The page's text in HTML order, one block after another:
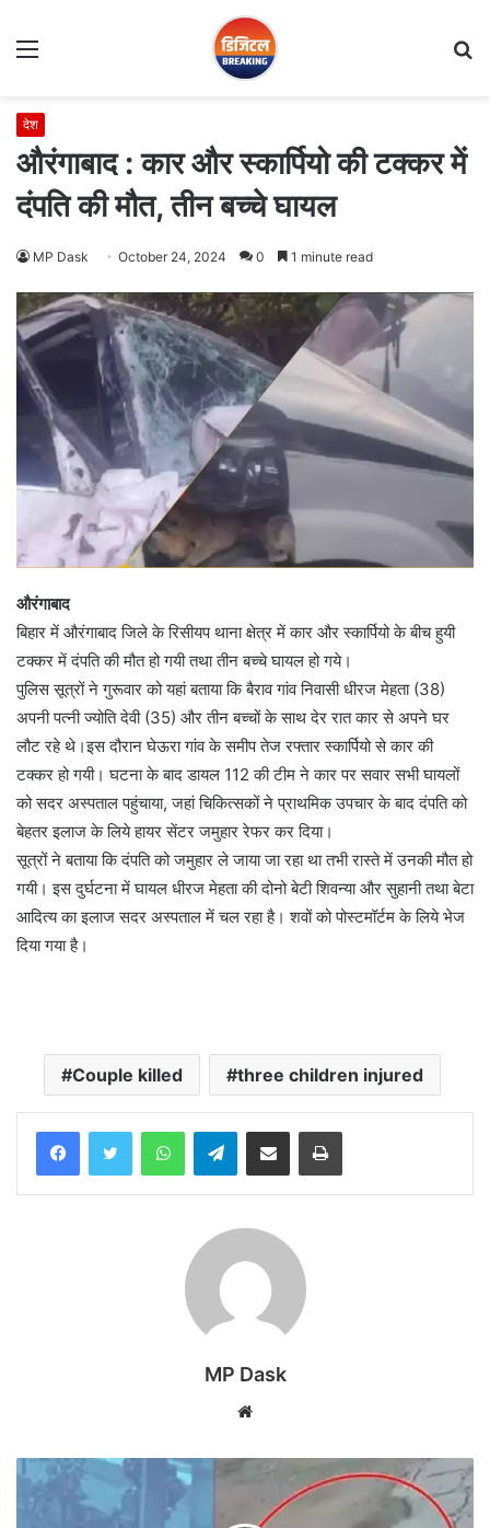
Menu
देश
औरंगाबाद : कार और स्कार्पियो की टक्कर में
दंपति की मौत, तीन बच्चे घायल
MP Dask October 24, 2024 0 1 minute read
औरंगाबाद
बिहार में औरंगाबाद जिले के रिसीयप थाना क्षेत्र में कार और स्कार्पियो के बीच हुयी
टक्कर में दंपति की मौत हो गयी तथा तीन बच्चे घायल हो गये।
पुलिस सूत्रों ने गुरूवार को यहां बताया कि बैराव गांव निवासी धीरज मेहता (38)
अपनी पत्नी ज्योति देवी (35) और तीन बच्चों के साथ देर रात कार से अपने घर
लौट रहे थे।इस दौरान घेऊरा गांव के समीप तेज रफ्तार स्कार्पियो से कार की
टक्कर हो गयी। घटना के बाद डायल 112 की टीम ने कार पर सवार सभी घायलों
को सदर अस्पताल पहुंचाया, जहां चिकित्सकों ने प्राथमिक उपचार के बाद दंपति को
बेहतर इलाज के लिये हायर सेंटर जमुहार रेफर कर दिया।
सूत्रों ने बताया कि दंपति को जमुहार ले जाया जा रहा था तभी रास्ते में उनकी मौत हो
गयी। इस दुर्घटना में घायल धीरज मेहता की दोनो बेटी शिवन्या और सुहानी तथा बेटा
आदित्य का इलाज सदर अस्पताल में चल रहा है। शवों को पोस्टमॉर्टम के लिये भेज
दिया गया है।
Couple killed three children injured
WhatsAppTelegramShare via Email Print
MP Dask
Website